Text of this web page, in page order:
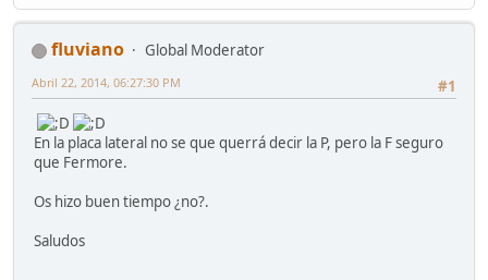
fluviano
Global Moderator
#1
Abril 22, 2014, 06:27:30 PM
En la placa lateral no se que querrá decir la P, pero la F seguro
que Fermore.
Os hizo buen tiempo ¿no?.
Saludos